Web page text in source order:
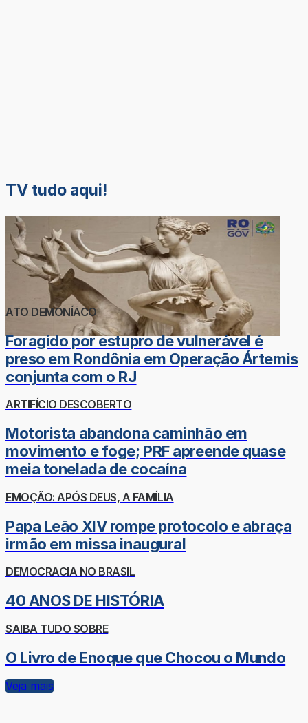
TV tudo aqui!
ATO DEMONÍACO
Foragido por estupro de vulnerável é
preso em Rondônia em Operação Ártemis
conjunta com o RJ
ARTIFÍCIO DESCOBERTO
Motorista abandona caminhão em
movimento e foge; PRF apreende quase
meia tonelada de cocaína
EMOÇÃO: APÓS DEUS, A FAMÍLIA
Papa Leão XIV rompe protocolo e abraça
irmão em missa inaugural
DEMOCRACIA NO BRASIL
40 ANOS DE HISTÓRIA
SAIBA TUDO SOBRE
O Livro de Enoque que Chocou o Mundo
Veja mais